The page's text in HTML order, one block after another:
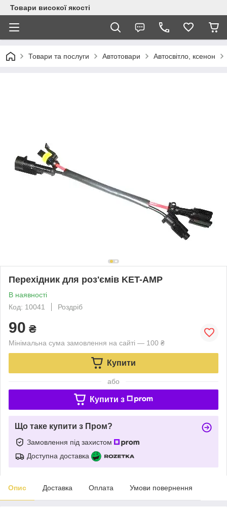
Товари високої якості
Товари та послуги Автотовари Автосвітло, ксенон
Перехідник для роз'ємів KET-AMP
В наявності
Код: 10041
Роздріб
90 ₴
Мінімальна сума замовлення на сайті — 100 ₴
Купити
або
Купити з
Що таке купити з Пром?
Замовлення під захистом
Доступна доставка
Опис Доставка Оплата Умови повернення